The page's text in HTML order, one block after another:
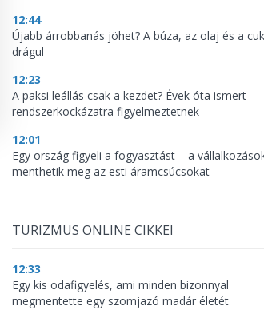
12:44
Újabb árrobbanás jöhet? A búza, az olaj és a
drágul
12:23
A paksi leállás csak a kezdet? Évek óta ismert
rendszerkockázatra figyelmeztetnek
12:01
Egy ország figyeli a fogyasztást – a
menthetik meg az esti áramcsúcsokat
TURIZMUS ONLINE CIKKEI
12:33
Egy kis odafigyelés, ami minden bizonnyal
megmentette egy szomjazó madár életét